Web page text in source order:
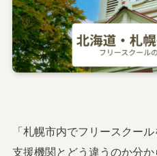
「札幌市内でフリースクー
支援機関とどう違うのか分